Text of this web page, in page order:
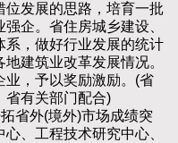
位发展的思路，培育一批
企。省住房城乡建设、
系，做好行业发展的统计
建筑业改革发展情况。
业，予以奖励激励。(省
省有关部门配合)
省外(境外)市场成绩突
、工程技术研究中心、